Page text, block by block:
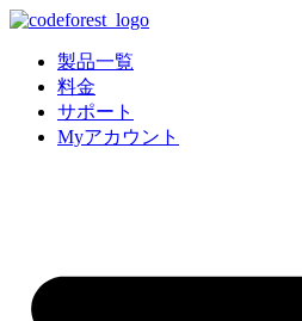
コ
製品一覧
料金
サポート
Myアカウント